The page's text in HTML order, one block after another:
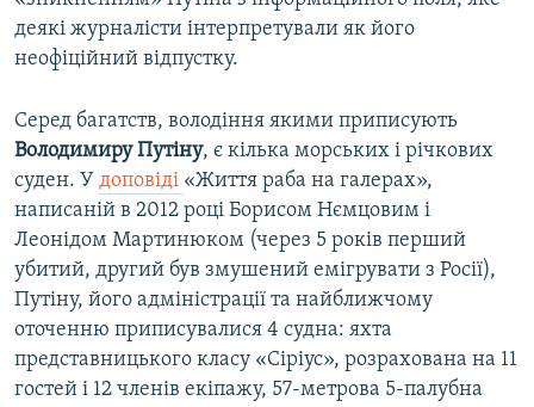
деякі журналісти інтерпретували як його
неофіційний відпустку.
Серед багатств, володіння якими приписують
Володимиру Путіну, є кілька морських і річкових
суден. У доповіді «Життя раба на галерах»,
написаній в 2012 році Борисом Нємцовим і
Леонідом Мартинюком (через 5 років перший
убитий, другий був змушений емігрувати з Росії),
Путіну, його адміністрації та найближчому
оточенню приписувалися 4 судна: яхта
представницького класу «Сіріус», розрахована на 11
гостей і 12 членів екіпажу, 57-метрова 5-палубна